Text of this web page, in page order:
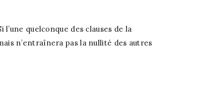
quelconque des clauses de la
n’entraînera pas la nullité des autres